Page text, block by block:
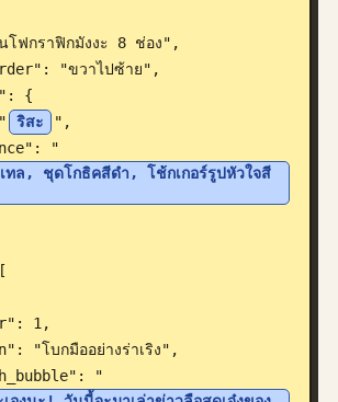
ริสะ
",
"
ทล, ชุดโกธิคสีดำ, โช้กเกอร์รูปหัวใจสี
"